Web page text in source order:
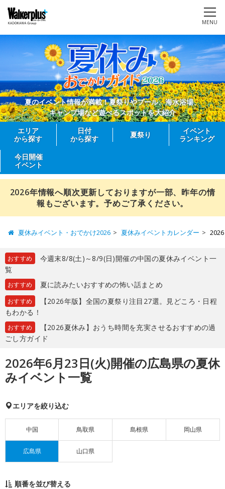
MENU
夏のイベント情報が満載！夏祭りやプール、海水浴場、
キャンプ場など遊べるスポットを大紹介
エリア
から探す
日付
から探す
夏祭り
イベント
ランキング
今日開催
イベント
2026年情報へ順次更新しておりますが一部、昨年の情
報もございます。予めご了承ください。
夏休みイベント・おでかけ2026 夏休みイベントカレンダー
おすすめ
今週末8/8(土)～8/9(日)開催の中国の夏休みイベント一
覧
おすすめ 夏に読みたいおすすめの怖い話まとめ
おすすめ
【2026年版】全国の夏祭り注目27選。見どころ・日程
もわかる！
おすすめ
【2026夏休み】おうち時間を充実させるおすすめの過
ごし方ガイド
2026年6月23日(火)開催の広島県の夏休
みイベント一覧
エリアを絞り込む
中国 鳥取県 島根県 岡山県
広島県 山口県
順番を並び替える